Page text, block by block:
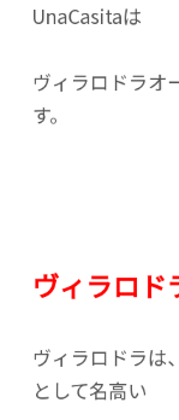
UnaCasitaは
ヴィラロドラオ
す。
ヴィラロド
ヴィラロドラは
として名高い